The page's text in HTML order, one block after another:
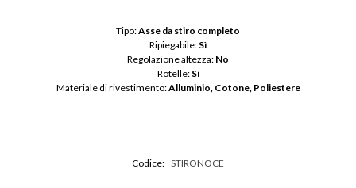
Tipo: Asse da stiro completo
Ripiegabile: Sì
Regolazione altezza: No
Rotelle: Sì
Materiale di rivestimento: Alluminio, Cotone, Poliestere
Codice: STIRONOCE